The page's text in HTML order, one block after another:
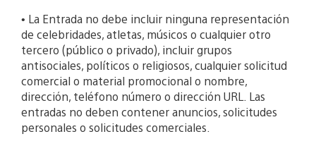
• La Entrada no debe incluir ninguna representación
de celebridades, atletas, músicos o cualquier otro
tercero (público o privado), incluir grupos
antisociales, políticos o religiosos, cualquier solicitud
comercial o material promocional o nombre,
dirección, teléfono número o dirección URL. Las
entradas no deben contener anuncios, solicitudes
personales o solicitudes comerciales.